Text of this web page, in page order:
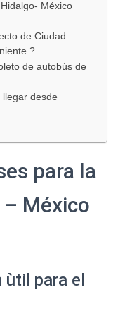
México
de Ciudad
?
de autobús de
desde
para la
México
para el